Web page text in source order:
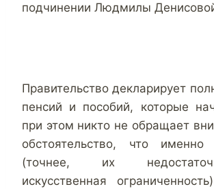
подчинении Людмилы
Правительство декларирует
пенсий и пособий, которые
при этом никто не обращает
обстоятельство, что именно
(точнее, их
искусственная